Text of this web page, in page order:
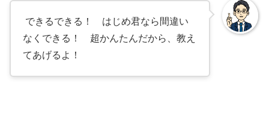
できるできる！ はじめ君なら間違い
なくできる！ 超かんたんだから、教え
てあげるよ！